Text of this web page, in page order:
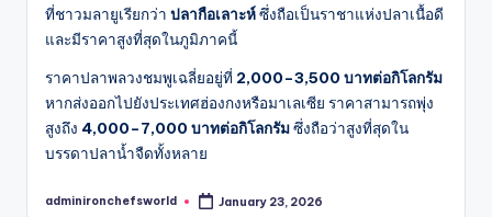
ที่ชาวมลายูเรียกว่า ปลากือเลาะห์ซึ่งถือเป็นราชาแห่งปลาเนื้อดี
และมีราคาสูงที่สุดในภูมิภาคนี้
ราคาปลาพลวงชมพูเฉลี่ยอยู่ที่ 2,000–3,500 บาทต่อกิโลกรัม
หากส่งออกไปยังประเทศฮ่องกงหรือมาเลเซีย ราคาสามารถพุ่ง
สูงถึง 4,000–7,000 บาทต่อกิโลกรัมซึ่งถือว่าสูงที่สุดใน
บรรดาปลาน้ำจืดทั้งหลาย
Posted
adminironchefsworld January 23, 2026